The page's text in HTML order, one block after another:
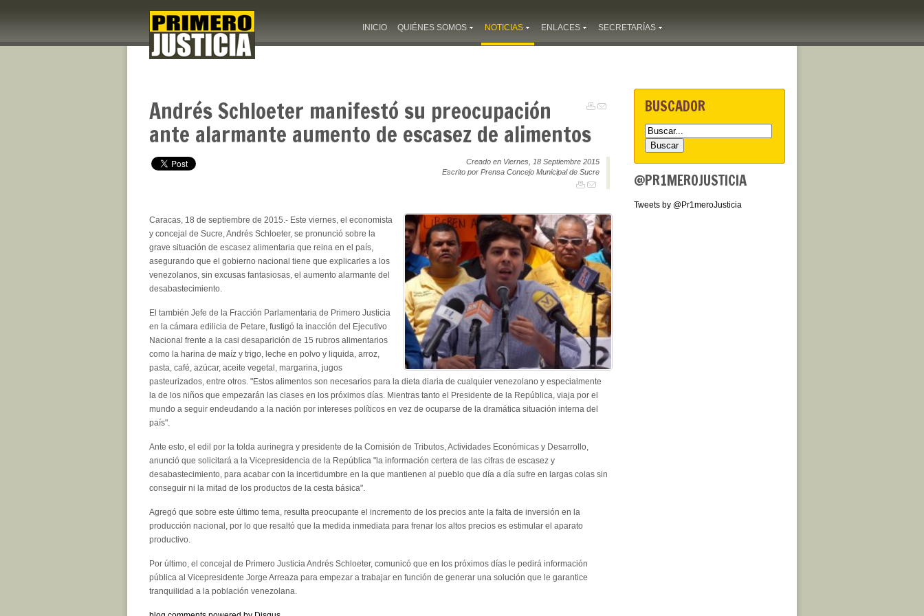
INICIO QUIÉNES SOMOS NOTICIAS ENLACES SECRETARÍAS
Andrés Schloeter manifestó su preocupación
ante alarmante aumento de escasez de alimentos
Creado en Viernes, 18 Septiembre 2015
Escrito por Prensa Concejo Municipal de Sucre
Caracas, 18 de septiembre de 2015.- Este viernes, el economista
y concejal de Sucre, Andrés Schloeter, se pronunció sobre la
grave situación de escasez alimentaria que reina en el país,
asegurando que el gobierno nacional tiene que explicarles a los
venezolanos, sin excusas fantasiosas, el aumento alarmante del
desabastecimiento.
El también Jefe de la Fracción Parlamentaria de Primero Justicia
en la cámara edilicia de Petare, fustigó la inacción del Ejecutivo
Nacional frente a la casi desaparición de 15 rubros alimentarios
como la harina de maíz y trigo, leche en polvo y liquida, arroz,
pasta, café, azúcar, aceite vegetal, margarina, jugos
pasteurizados, entre otros. "Estos alimentos son necesarios para la dieta diaria de cualquier venezolano y especialmente
la de los niños que empezarán las clases en los próximos días. Mientras tanto el Presidente de la República, viaja por el
mundo a seguir endeudando a la nación por intereses políticos en vez de ocuparse de la dramática situación interna del
país".
Ante esto, el edil por la tolda aurinegra y presidente de la Comisión de Tributos, Actividades Económicas y Desarrollo,
anunció que solicitará a la Vicepresidencia de la República "la información certera de las cifras de escasez y
desabastecimiento, para acabar con la incertidumbre en la que mantienen al pueblo que día a día sufre en largas colas sin
conseguir ni la mitad de los productos de la cesta básica".
Agregó que sobre este último tema, resulta preocupante el incremento de los precios ante la falta de inversión en la
producción nacional, por lo que resaltó que la medida inmediata para frenar los altos precios es estimular el aparato
productivo.
Por último, el concejal de Primero Justicia Andrés Schloeter, comunicó que en los próximos días le pedirá información
pública al Vicepresidente Jorge Arreaza para empezar a trabajar en función de generar una solución que le garantice
tranquilidad a la población venezolana.
BUSCADOR
@PR1MEROJUSTICIA
Tweets by @Pr1meroJusticia